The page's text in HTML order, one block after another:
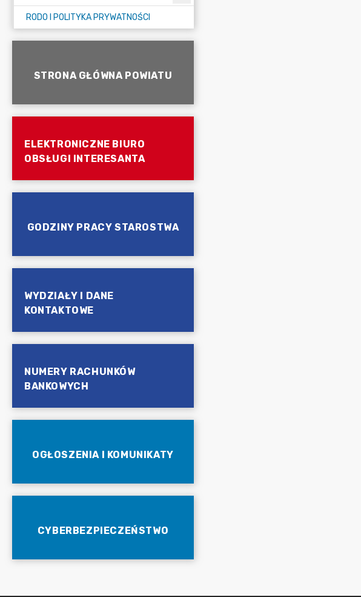
RODO I POLITYKA PRYWATNOŚCI
STRONA GŁÓWNA POWIATU
ELEKTRONICZNE BIURO
OBSŁUGI INTERESANTA
GODZINY PRACY STAROSTWA
WYDZIAŁY I DANE
KONTAKTOWE
NUMERY RACHUNKÓW
BANKOWYCH
OGŁOSZENIA I KOMUNIKATY
CYBERBEZPIECZEŃSTWO